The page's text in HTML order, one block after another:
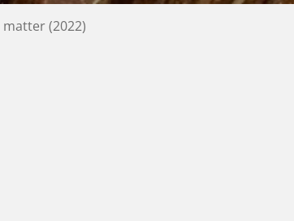
(2022)